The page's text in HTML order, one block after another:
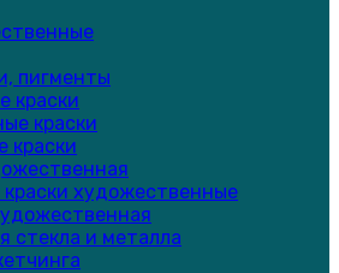
пигменты
краски
краски
краски
художественные
стекла и металла